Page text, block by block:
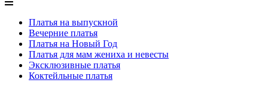
Платья на выпускной
Вечерние платья
Платья на Новый Год
Платья для мам жениха и невесты
Эксклюзивные платья
Коктейльные платья